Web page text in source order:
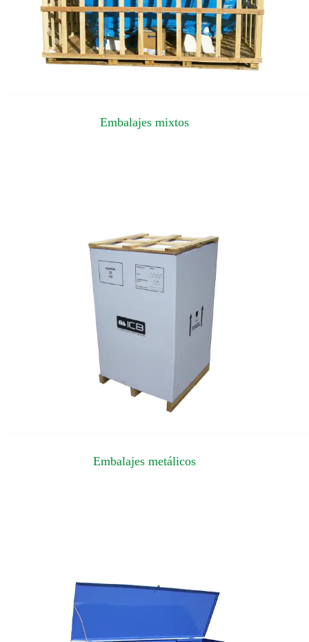
Embalajes mixtos
Embalajes metálicos